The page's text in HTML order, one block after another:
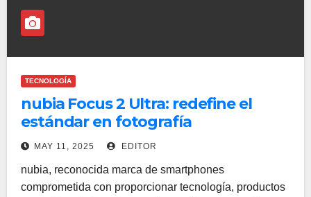
TECNOLOGÍA
nubia Focus 2 Ultra: redefine el
estándar en fotografía
MAY 11, 2025 EDITOR
nubia, reconocida marca de smartphones
comprometida con proporcionar tecnología, productos